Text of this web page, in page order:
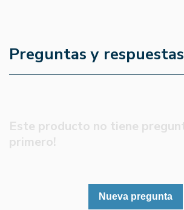
Preguntas y respuestas
Este producto no tiene
primero!
Nueva pregunta